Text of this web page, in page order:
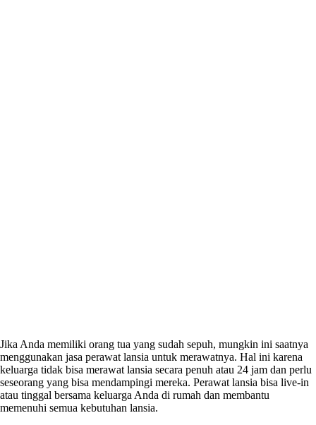
Jika Anda memiliki orang tua yang sudah sepuh, mungkin ini saatnya
menggunakan jasa perawat lansia untuk merawatnya. Hal ini karena
keluarga tidak bisa merawat lansia secara penuh atau 24 jam dan perlu
seseorang yang bisa mendampingi mereka. Perawat lansia bisa live-in
atau tinggal bersama keluarga Anda di rumah dan membantu
memenuhi semua kebutuhan lansia.